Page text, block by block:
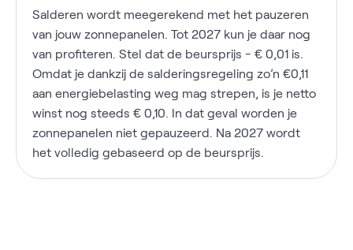
Salderen wordt meegerekend met het pauzeren
van jouw zonnepanelen. Tot 2027 kun je daar nog
van profiteren. Stel dat de beursprijs - € 0,01 is.
Omdat je dankzij de salderingsregeling zo’n €0,11
aan energiebelasting weg mag strepen, is je netto
winst nog steeds € 0,10. In dat geval worden je
zonnepanelen niet gepauzeerd. Na 2027 wordt
het volledig gebaseerd op de beursprijs.